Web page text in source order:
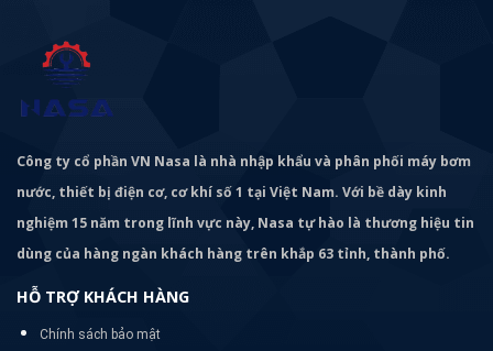
Công ty cổ phần VN Nasa là nhà nhập khẩu và phân phối máy bơm
nước, thiết bị điện cơ, cơ khí số 1 tại Việt Nam. Với bề dày kinh
nghiệm 15 năm trong lĩnh vực này, Nasa tự hào là thương hiệu tin
dùng của hàng ngàn khách hàng trên khắp 63 tỉnh, thành phố.
HỖ TRỢ KHÁCH HÀNG
Chính sách bảo mật